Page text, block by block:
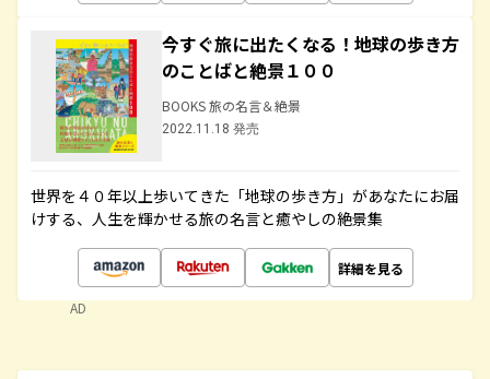
今すぐ旅に出たくなる！地球の歩き方
のことばと絶景１００
BOOKS 旅の名言＆絶景
2022.11.18 発売
世界を４０年以上歩いてきた「地球の歩き方」があなたにお届
けする、人生を輝かせる旅の名言と癒やしの絶景集
詳細を見る
AD